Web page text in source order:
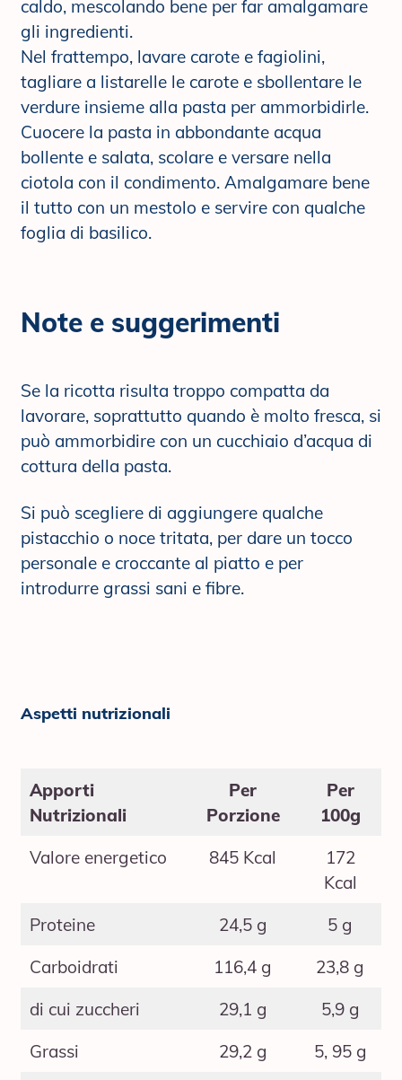
caldo, mescolando bene per far amalgamare
gli ingredienti.
Nel frattempo, lavare carote e fagiolini,
tagliare a listarelle le carote e sbollentare le
verdure insieme alla pasta per ammorbidirle.
Cuocere la pasta in abbondante acqua
bollente e salata, scolare e versare nella
ciotola con il condimento. Amalgamare bene
il tutto con un mestolo e servire con qualche
foglia di basilico.
Note e suggerimenti
Se la ricotta risulta troppo compatta da
lavorare, soprattutto quando è molto fresca, si
può ammorbidire con un cucchiaio d’acqua di
cottura della pasta.
Si può scegliere di aggiungere qualche
pistacchio o noce tritata, per dare un tocco
personale e croccante al piatto e per
introdurre grassi sani e fibre.
Aspetti nutrizionali
Apporti
Nutrizionali
Per
Porzione
Per
100g
Valore energetico
845 Kcal
172
Kcal
Proteine
24,5 g
5 g
Carboidrati
116,4 g
23,8 g
di cui zuccheri
29,1 g
5,9 g
Grassi
29,2 g
5, 95 g